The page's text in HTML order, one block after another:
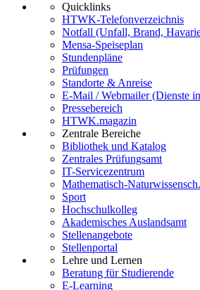
Quicklinks
HTWK-Telefonverzeichnis
Notfall (Unfall, Brand,
Mensa-Speiseplan
Stundenpläne
Prüfungen
Standorte & Anreise
E-Mail / Webmailer (Dienste
Pressebereich
HTWK.magazin
Zentrale Bereiche
Bibliothek und Katalog
Zentrales Prüfungsamt
IT-Servicezentrum
Mathematisch-
Sport
Hochschulkolleg
Akademisches Auslandsamt
Stellenangebote
Stellenportal
Lehre und Lernen
Beratung für Studierende
E-Learning